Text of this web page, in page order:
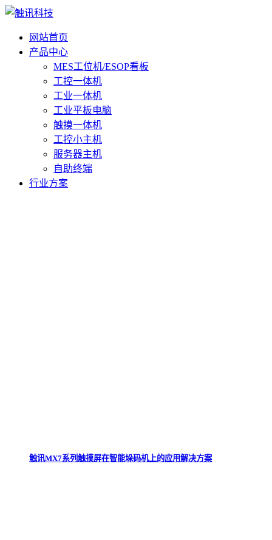
网站首页
产品中心
MES工位机/ESOP看板
工控一体机
工业一体机
工业平板电脑
触摸一体机
工控小主机
服务器主机
自助终端
行业方案
触讯MX7系列触摸屏在智能垛码机上的应用解决方案